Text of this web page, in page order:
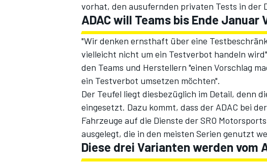
SPORTWAGEN
vorhat, den ausufernden privaten Tests in der
ADAC will Teams bis Ende Januar
"Wir denken ernsthaft über eine
vielleicht nicht um ein Testverbot handeln
den Teams und Herstellern "einen Vorschlag
ein Testverbot umsetzen möchten".
Der Teufel liegt diesbezüglich im Detail, denn
eingesetzt. Dazu kommt, dass der ADAC bei
Fahrzeuge auf die Dienste der SRO
ausgelegt, die in den meisten Serien genutzt
Diese drei Varianten werden vom